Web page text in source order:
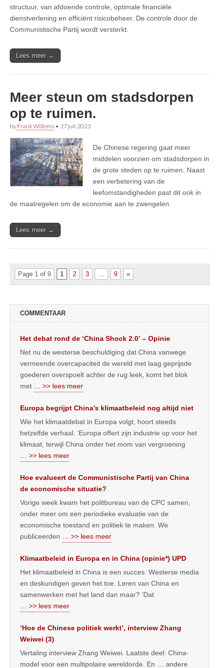
structuur, van afdoende controle, optimale financiële
dienstverlening en efficiënt risicobeheer. De controle door de
Communistische Partij wordt versterkt.
Lees meer →
Meer steun om stadsdorpen
op te ruimen.
by Frank Willems • 27 juli 2023
De Chinese regering gaat meer
middelen voorzien om stadsdorpen in
de grote steden op te ruimen. Naast
een verbetering van de
leefomstandigheden past dit ook in
de maatregelen om de economie aan te zwengelen.
Lees meer →
Page 1 of 9 1 2 3 9 »
COMMENTAAR
Het debat rond de ‘China Shock 2.0’ – Opinie
Net nu de westerse beschuldiging dat China vanwege
vermeende overcapaciteit de wereld met laag geprijsde
goederen overspoelt achter de rug leek, komt het blok
met
… >> lees meer
Europa begrijpt China’s klimaatbeleid nog altijd niet
Wie het klimaatdebat in Europa volgt, hoort steeds
hetzelfde verhaal. ‘Europa offert zijn industrie op voor het
klimaat, terwijl China onder het mom van vergroening
… >> lees meer
Hoe evalueert de Communistische Partij van China
de economische situatie?
Vorige week kwam het politbureau van de CPC samen,
onder meer om een periodieke evaluatie van de
economische toestand en politiek te maken. We
publiceerden
… >> lees meer
Klimaatbeleid in Europa en in China (opinie*) UPD
Het klimaatbeleid in China is een succes. Westerse media
en deskundigen geven het toe. Leren van China en
samenwerken met het land dan maar? ‘Dat
… >> lees meer
‘Hoe de Chinese politiek werkt’, interview Zhang
Weiwei (3)
Vertaling interview Zhang Weiwei. Laatste deel: China-
model voor een multipolaire wereldorde. En … andere